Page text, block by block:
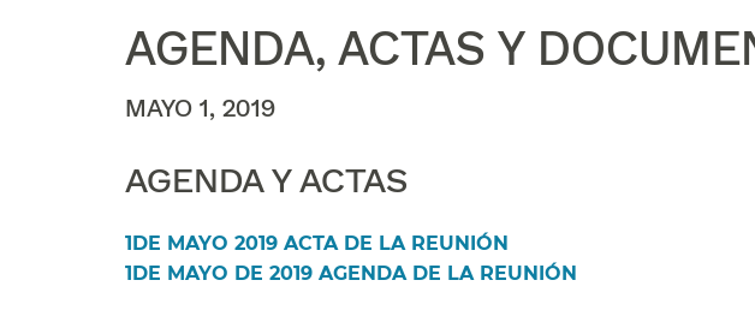
AGENDA, ACTAS Y
MAYO 1, 2019​​
AGENDA Y ACTAS​​
1DE MAYO 2019 ACTA DE LA REUNIÓN​​
1DE MAYO DE 2019 AGENDA DE LA REUNIÓN​​